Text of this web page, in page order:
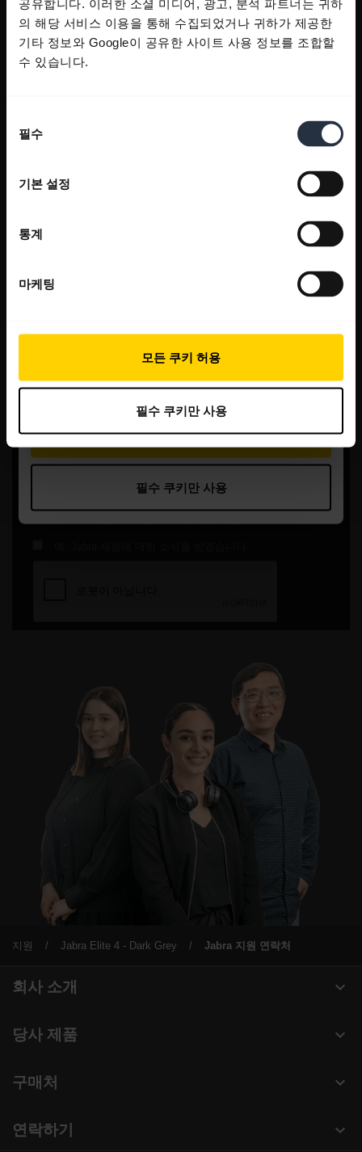
공유합니다. 이러한 소셜 미디어, 광고, 분석 파트너는 귀하
의 해당 서비스 이용을 통해 수집되었거나 귀하가 제공한
기타 정보와 Google이 공유한 사이트 사용 정보를 조합할
수 있습니다.
필수
기본 설정
통계
마케팅
모든 쿠키 허용
필수 쿠키만 사용
지원 Jabra Elite 4 - Dark Grey Jabra 지원 연락처
expand_more
회사 소개
의 지속 가능성
새 소식 및 보도자료
expand_more
당사 제품
회의실 카메라
expand_more
구매처
expand_more
연락하기